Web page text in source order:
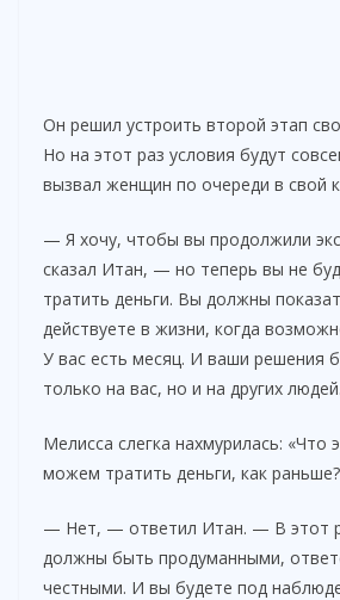
Он решил устроить второй этап
Но на этот раз условия будут
вызвал женщин по очереди в свой
— Я хочу, чтобы вы продолжили
сказал Итан, — но теперь вы не
тратить деньги. Вы должны
действуете в жизни, когда
У вас есть месяц. И ваши решения
только на вас, но и на других людей.
Мелисса слегка нахмурилась: «Что
можем тратить деньги, как
— Нет, — ответил Итан. — В этот
должны быть продуманными,
честными. И вы будете под